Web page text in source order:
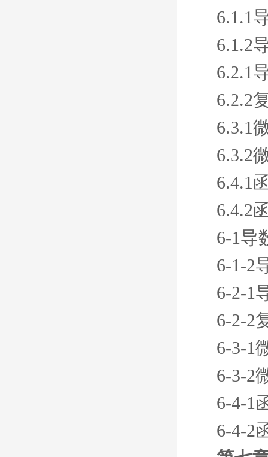
6.1.1
6.1.2
6.2.1
6.2.2
6.3.1
6.3.2
6.4.1
6.4.2
6-1导
6-1-2
6-2-1
6-2-2
6-3-1
6-3-2
6-4-1
6-4-2